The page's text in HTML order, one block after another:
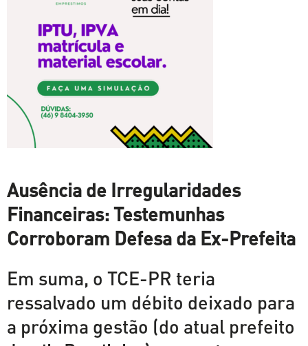
Ausência de Irregularidades
Financeiras: Testemunhas
Corroboram Defesa da Ex-Prefeita
Em suma, o TCE-PR teria
ressalvado um débito deixado para
a próxima gestão (do atual prefeito